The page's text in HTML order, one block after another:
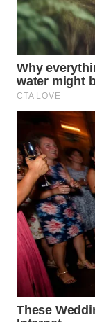
WN
BINJAI
CIREBON
WN
INDRAMAYU
WN
KUNINGAN
WN
MAJALENGKA
WN
SUBANG